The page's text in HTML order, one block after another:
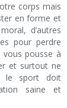
corps mais
en forme et
d’autres
pour perdre
pousse à
et surtout ne
le sport doit
saine et